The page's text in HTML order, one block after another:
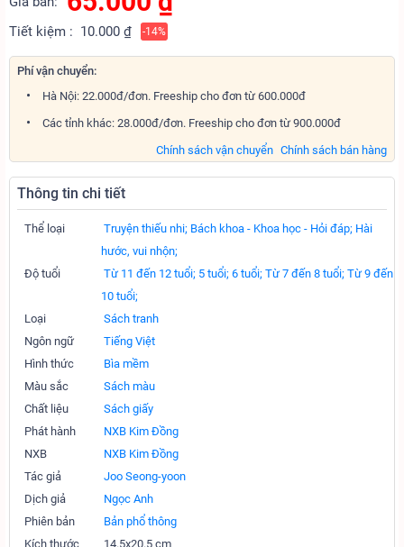
Tiết kiệm : 10.000 ₫ -14%
Phí vận chuyển:
Hà Nội: 22.000đ/đơn. Freeship cho đơn từ 600.000đ
Các tỉnh khác: 28.000đ/đơn. Freeship cho đơn từ 900.000đ
Chính sách bán hàng
Chính sách vận chuyển
Thông tin chi tiết
Thể loại Truyện thiếu nhi; Bách khoa - Khoa học - Hỏi đáp; Hài
hước, vui nhộn;
Độ tuổi
Từ 11 đến 12 tuổi; 5 tuổi; 6 tuổi; Từ 7 đến 8 tuổi; Từ 9 đến
10 tuổi;
Loại
Sách tranh
Ngôn ngữ
Tiếng Việt
Hình thức
Bìa mềm
Màu sắc
Sách màu
Chất liệu
Sách giấy
Phát hành
NXB Kim Đồng
NXB
NXB Kim Đồng
Tác giả
Joo Seong-yoon
Dịch giả
Ngọc Anh
Phiên bản
Bản phổ thông
Kích thước
14.5x20.5 cm